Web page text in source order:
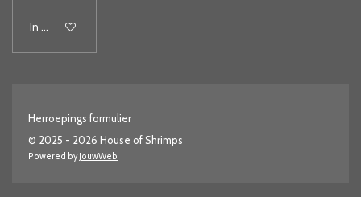
In winkelwagen
Herroepings formulier
© 2025 - 2026 House of Shrimps
Powered byJouwWeb